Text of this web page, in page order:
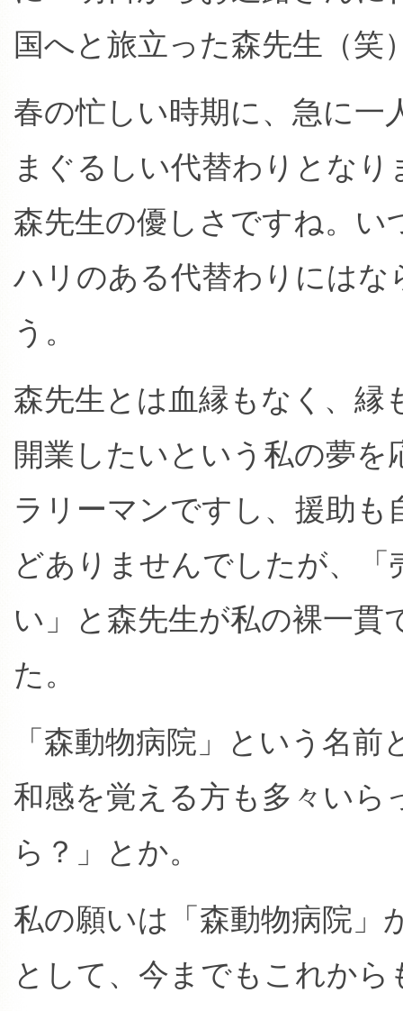
国へと旅立った森先生（笑
春の忙しい時期に、急に一
まぐるしい代替わりとな
森先生の優しさですね。
ハリのある代替わりには
う。
森先生とは血縁もなく、
開業したいという私の夢
ラリーマンですし、援助
どありませんでしたが、
い」と森先生が私の裸一
た。
「森動物病院」という名
和感を覚える方も多々いら
ら？」とか。
私の願いは「森動物病院」
として、今までもこれか